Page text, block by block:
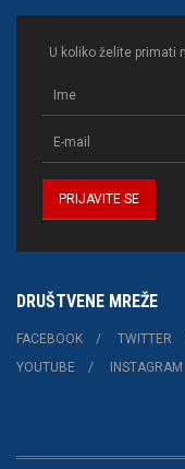
U koliko želite primati
DRUŠTVENE MREŽE
FACEBOOK TWITTER
YOUTUBE
INSTAGRAM